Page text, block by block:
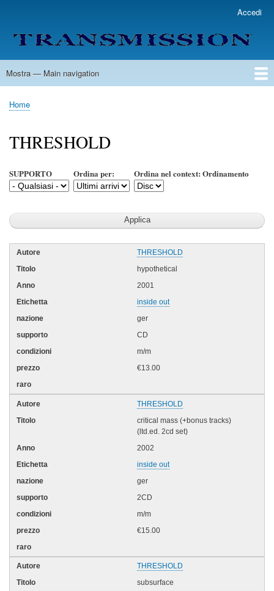
contenuto
principale
account
menu
Accedi
Main
Mostra — Main navigation
Home
Lista Autori
Contatti
Spedizione & Consegna
Legenda
Condizioni per l'uso
Briciole
pane
Home
THRESHOLD
SUPPORTO Ordina per: Ordina nel context: Ordinamento
THRESHOLD
hypothetical
2001
inside out
ger
CD
m/m
€13.00
THRESHOLD
critical mass (+bonus tracks)
(ltd.ed. 2cd set)
2002
inside out
ger
2CD
m/m
€15.00
THRESHOLD
subsurface